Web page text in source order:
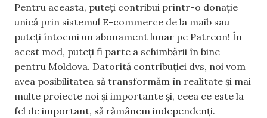
Pentru aceasta, puteți contribui printr-o donație
unică prin sistemul E-commerce de la maib sau
puteți întocmi un abonament lunar pe Patreon! În
acest mod, puteți fi parte a schimbării în bine
pentru Moldova. Datorită contribuției dvs, noi vom
avea posibilitatea să transformăm în realitate și mai
multe proiecte noi și importante și, ceea ce este la
fel de important, să rămânem independenți.